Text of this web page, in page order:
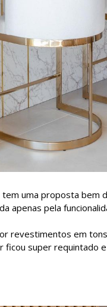
tem uma proposta bem
apenas pela
revestimentos em
super requintado